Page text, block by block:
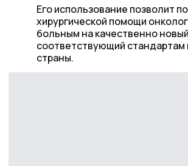
Его использование позволит
хирургической помощи
больным на качественно
соответствующий стандартам
страны.